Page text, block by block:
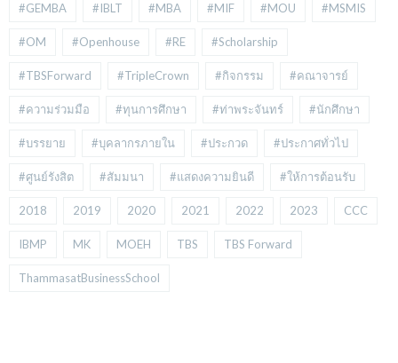
#GEMBA #IBLT #MBA #MIF #MOU #MSMIS
#OM #Openhouse #RE #Scholarship
#TBSForward #TripleCrown #กิจกรรม #คณาจารย์
#ความร่วมมือ #ทุนการศึกษา #ท่าพระจันทร์ #นักศึกษา
#บรรยาย #บุคลากรภายใน #ประกวด #ประกาศทั่วไป
#ศูนย์รังสิต #สัมมนา #แสดงความยินดี #ให้การต้อนรับ
2018 2019 2020 2021 2022 2023 CCC
IBMP MK MOEH TBS TBS Forward
ThammasatBusinessSchool